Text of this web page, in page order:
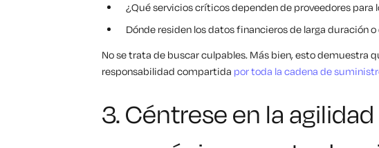
¿Qué servicios críticos dependen de proveedores
Dónde residen los datos financieros de larga duración o
No se trata de buscar culpables. Más bien, esto demuestra
responsabilidad compartida por toda la cadena de
3. Céntrese en la